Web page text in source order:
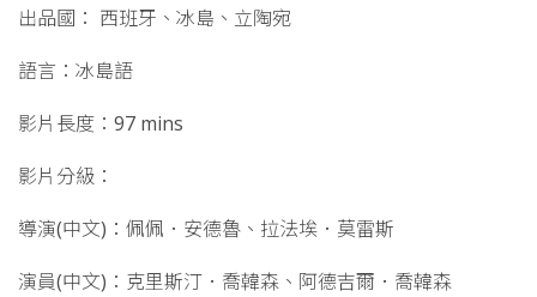
出品國： 西班牙、冰島、立陶宛
語言：冰島語
影片長度：97 mins
影片分級：
導演(中文)：佩佩．安德魯、拉法埃．莫雷斯
演員(中文)：克里斯汀．喬韓森、阿德吉爾．喬韓森